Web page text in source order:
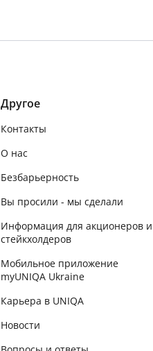
Другое
Контакты
О нас
Безбарьерность
Вы просили - мы сделали
Информация для акционеров и
стейкхолдеров
Мобильное приложение
myUNIQA Ukraine
Карьера в UNIQA
Новости